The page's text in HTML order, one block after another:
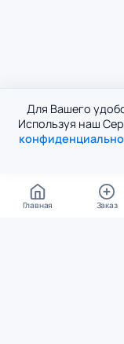
Для Вашего
Используя наш
Главная Заказ